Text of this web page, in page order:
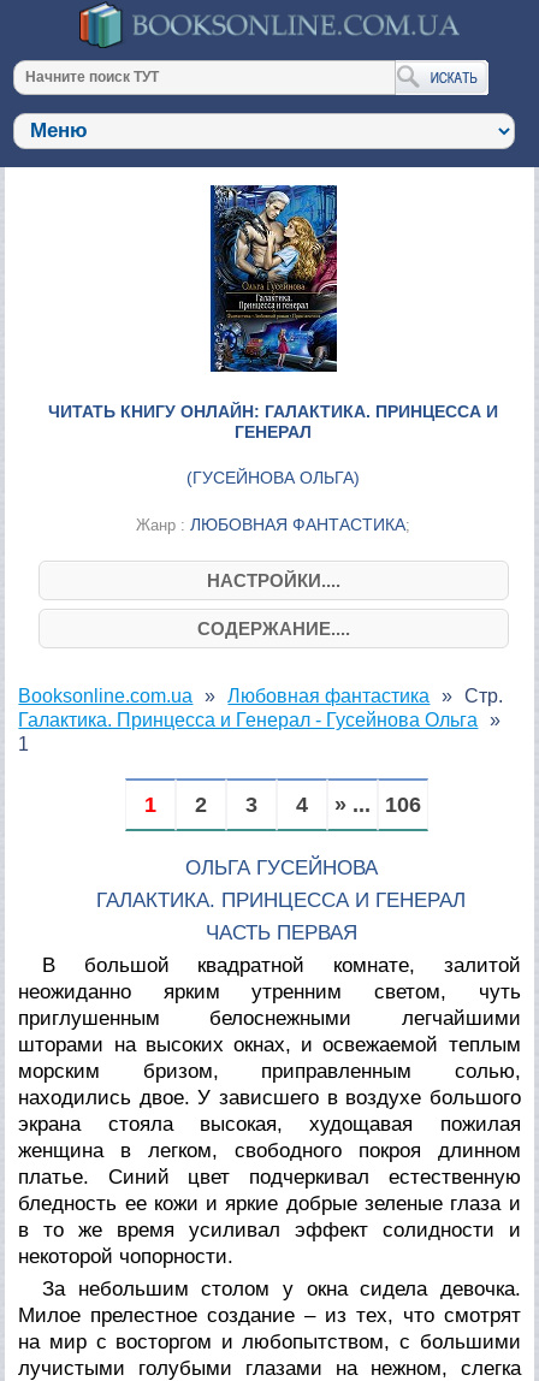
ЧИТАТЬ КНИГУ ОНЛАЙН: ГАЛАКТИКА. ПРИНЦЕССА И
ГЕНЕРАЛ
(ГУСЕЙНОВА ОЛЬГА)
Жанр :ЛЮБОВНАЯ ФАНТАСТИКА;
НАСТРОЙКИ....
СОДЕРЖАНИЕ....
Booksonline.com.ua
Любовная фантастика
Галактика. Принцесса и Генерал - Гусейнова Ольга
Стр.
1
1 2 3 4 » ... 106
ОЛЬГА ГУСЕЙНОВА
ГАЛАКТИКА. ПРИНЦЕССА И ГЕНЕРАЛ
ЧАСТЬ ПЕРВАЯ
В большой квадратной комнате, залитой
неожиданно ярким утренним светом, чуть
приглушенным белоснежными легчайшими
шторами на высоких окнах, и освежаемой теплым
морским бризом, приправленным солью,
находились двое. У зависшего в воздухе большого
экрана стояла высокая, худощавая пожилая
женщина в легком, свободного покроя длинном
платье. Синий цвет подчеркивал естественную
бледность ее кожи и яркие добрые зеленые глаза и
в то же время усиливал эффект солидности и
некоторой чопорности.
За небольшим столом у окна сидела девочка.
Милое прелестное создание – из тех, что смотрят
на мир с восторгом и любопытством, с большими
лучистыми голубыми глазами на нежном, слегка